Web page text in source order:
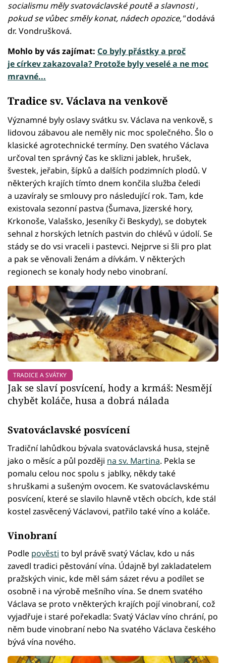
socialismu měly svatováclavské poutě a slavnosti ,
pokud se vůbec směly konat, nádech opozice,"dodává
dr. Vondrušková.
Mohlo by vás zajímat: Co byly přástky a proč
je církev zakazovala? Protože byly veselé a ne moc
mravné...
Tradice sv. Václava na venkově
Významné byly oslavy svátku sv. Václava na venkově, s
lidovou zábavou ale neměly nic moc společného. Šlo o
klasické agrotechnické termíny. Den svatého Václava
určoval ten správný čas ke sklizni jablek, hrušek,
švestek, jeřabin, šípků a dalších podzimních plodů. V
některých krajích tímto dnem končila služba čeledi
a uzavíraly se smlouvy pro následující rok. Tam, kde
existovala sezonní pastva (Šumava, Jizerské hory,
Krkonoše, Valašsko, Jeseníky či Beskydy), se dobytek
sehnal z horských letních pastvin do chlévů v údolí. Se
stády se do vsi vraceli i pastevci. Nejprve si šli pro plat
a pak se věnovali ženám a dívkám. V některých
regionech se konaly hody nebo vinobraní.
TRADICE A SVÁTKY
Jak se slaví posvícení, hody a krmáš: Nesmějí
chybět koláče, husa a dobrá nálada
Svatováclavské posvícení
Tradiční lahůdkou bývala svatováclavská husa, stejně
jako o měsíc a půl později na sv. Martina. Pekla se
pomalu celou noc spolu s jablky, někdy také
s hruškami a sušeným ovocem. Ke svatováclavskému
posvícení, které se slavilo hlavně v těch obcích, kde stál
kostel zasvěcený Václavovi, patřilo také víno a koláče.
Vinobraní
Podle pověsti to byl právě svatý Václav, kdo u nás
zavedl tradici pěstování vína. Údajně byl zakladatelem
pražských vinic, kde měl sám sázet révu a podílet se
osobně i na výrobě mešního vína. Se dnem svatého
Václava se proto v některých krajích pojí vinobraní, což
vyjadřuje i staré pořekadla: Svatý Václav víno chrání, po
něm bude vinobraní nebo Na svatého Václava českého
bývá vína nového.